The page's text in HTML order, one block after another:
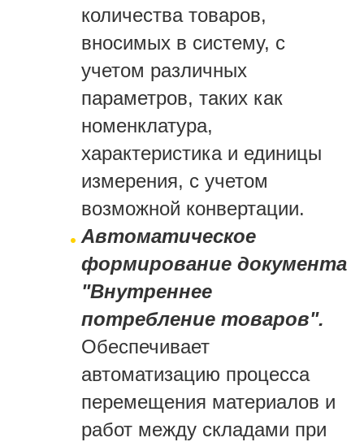
количества товаров,
вносимых в систему, с
учетом различных
параметров, таких как
номенклатура,
характеристика и единицы
измерения, с учетом
возможной конвертации.
Автоматическое
формирование документа
"Внутреннее
потребление товаров".
Обеспечивает
автоматизацию процесса
перемещения материалов и
работ между складами при